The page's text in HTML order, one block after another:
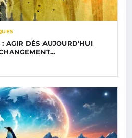
AGIR DÈS AUJOURD’HUI